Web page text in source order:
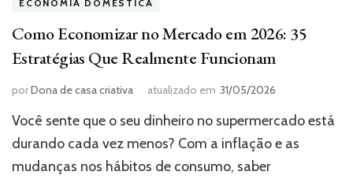
ECONOMIA DOMÉSTICA
Como Economizar no Mercado em 2026: 35
Estratégias Que Realmente Funcionam
porDona de casa criativa atualizado em 31/05/2026
Você sente que o seu dinheiro no supermercado está
durando cada vez menos? Com a inflação e as
mudanças nos hábitos de consumo, saber